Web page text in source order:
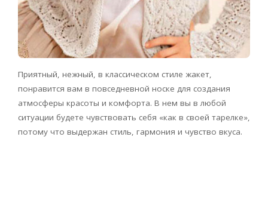
Приятный, нежный, в классическом стиле жакет,
понравится вам в повседневной носке для создания
атмосферы красоты и комфорта. В нем вы в любой
ситуации будете чувствовать себя «как в своей тарелке»,
потому что выдержан стиль, гармония и чувство вкуса.